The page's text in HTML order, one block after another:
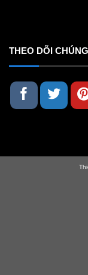
THEO DÕI CHÚNG